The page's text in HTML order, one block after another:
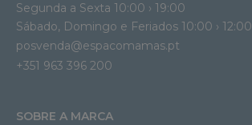
Segunda a Sexta 10:00 › 19:00
Sábado, Domingo e Feriados 10:00 › 12:00
posvenda@espacomamas.pt
+351 963 396 200
SOBRE A MARCA